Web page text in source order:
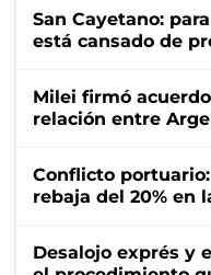
San Cayetano:
está cansado de
Milei firmó
relación entre
Conflicto
rebaja del 20% en
Desalojo exprés y